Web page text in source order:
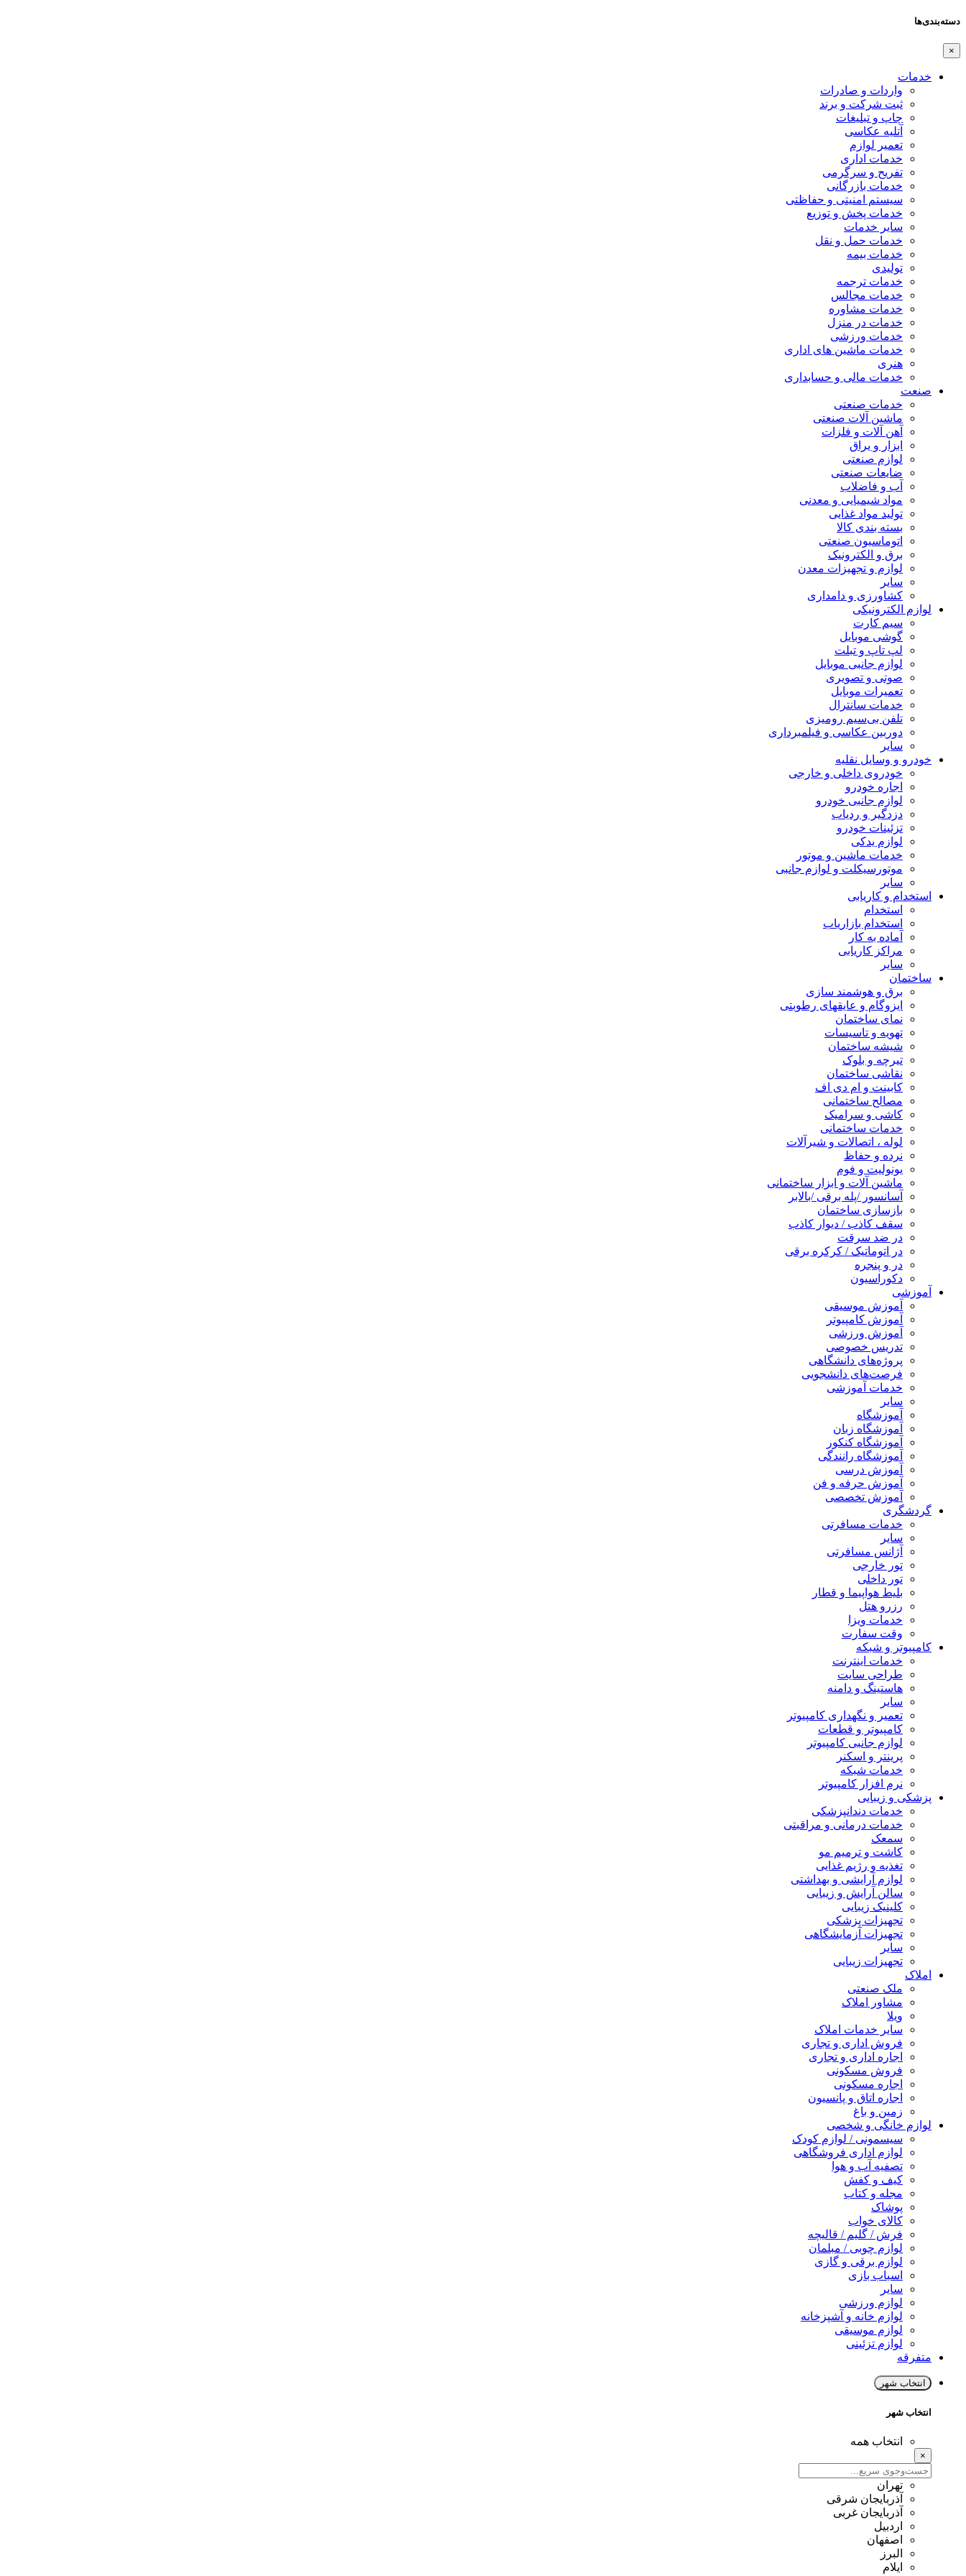
دسته‌بندی‌ها
×
خدمات
واردات و صادرات
ثبت شرکت و برند
چاپ و تبلیغات
آتلیه عکاسی
تعمیر لوازم
خدمات اداری
تفریح و سرگرمی
خدمات بازرگانی
سیستم امنیتی و حفاظتی
خدمات پخش و توزیع
سایر خدمات
خدمات حمل و نقل
خدمات بیمه
تولیدی
خدمات ترجمه
خدمات مجالس
خدمات مشاوره
خدمات در منزل
خدمات ورزشی
خدمات ماشین های اداری
هنری
خدمات مالی و حسابداری
صنعت
خدمات صنعتی
ماشین آلات صنعتی
آهن آلات و فلزات
ابزار و یراق
لوازم صنعتی
ضایعات صنعتی
آب و فاضلاب
مواد شیمیایی و معدنی
تولید مواد غذایی
بسته بندی کالا
اتوماسیون صنعتی
برق و الکترونیک
لوازم و تجهیزات معدن
سایر
کشاورزی و دامداری
لوازم الکترونیکی
سیم کارت
گوشی موبایل
لپ تاپ و تبلت
لوازم جانبی موبایل
صوتی و تصویری
تعمیرات موبایل
خدمات سانترال
تلفن بی‌سیم رومیزی
دوربین عکاسی و فیلمبرداری
سایر
خودرو و وسایل نقلیه
خودروی داخلی و خارجی
اجاره خودرو
لوازم جانبی خودرو
دزدگیر و ردیاب
تزئینات خودرو
لوازم یدکی
خدمات ماشین و موتور
موتورسیکلت و لوازم جانبی
سایر
استخدام و کاریابی
استخدام
استخدام بازاریاب
آماده به کار
مراکز کاریابی
سایر
ساختمان
برق و هوشمند سازی
ایزوگام و عایقهای رطوبتی
نمای ساختمان
تهویه و تاسیسات
شیشه ساختمان
تیرچه و بلوک
نقاشی ساختمان
کابینت و ام دی اف
مصالح ساختمانی
کاشی و سرامیک
خدمات ساختمانی
لوله ، اتصالات و شیرآلات
نرده و حفاظ
یونولیت و فوم
ماشین آلات و ابزار ساختمانی
آسانسور /پله برقی /بالابر
بازسازی ساختمان
سقف کاذب / دیوار کاذب
در ضد سرقت
در اتوماتیک / کرکره برقی
در و پنجره
دکوراسیون
آموزشی
آموزش موسیقی
آموزش کامپیوتر
آموزش ورزشی
تدریس خصوصی
پروژه‌های دانشگاهی
فرصت‌های دانشجویی
خدمات آموزشی
سایر
آموزشگاه
آموزشگاه زبان
آموزشگاه کنکور
آموزشگاه رانندگی
آموزش درسی
آموزش حرفه و فن
آموزش تخصصی
گردشگری
خدمات مسافرتی
سایر
آژانس مسافرتی
تور خارجی
تور داخلی
بلیط هواپیما و قطار
رزرو هتل
خدمات ویزا
وقت سفارت
کامپیوتر و شبکه
خدمات اینترنت
طراحی سایت
هاستینگ و دامنه
سایر
تعمیر و نگهداری کامپیوتر
کامپیوتر و قطعات
لوازم جانبی کامپیوتر
پرینتر و اسکنر
خدمات شبکه
نرم افزار کامپیوتر
پزشکی و زیبایی
خدمات دندانپزشکی
خدمات درمانی و مراقبتی
سمعک
کاشت و ترمیم مو
تغذیه و رژیم غذایی
لوازم آرایشی و بهداشتی
سالن آرایش و زیبایی
کلینیک زیبایی
تجهیزات پزشکی
تجهیزات آزمایشگاهی
سایر
تجهیزات زیبایی
املاک
ملک صنعتی
مشاور املاک
ویلا
سایر خدمات املاک
فروش اداری و تجاری
اجاره اداری و تجاری
فروش مسکونی
اجاره مسکونی
اجاره اتاق و پانسیون
زمین و باغ
لوازم خانگی و شخصی
سیسمونی / لوازم کودک
لوازم اداری فروشگاهی
تصفیه آب و هوا
کیف و کفش
مجله و کتاب
پوشاک
کالای خواب
فرش / گلیم / قالیچه
لوازم چوبی / مبلمان
لوازم برقی و گازی
اسباب بازی
سایر
لوازم ورزشی
لوازم خانه و آشپزخانه
لوازم موسیقی
لوازم تزئینی
متفرقه
انتخاب شهر
انتخاب شهر
انتخاب همه
×
تهران
آذربایجان شرقی
آذربایجان غربی
اردبیل
اصفهان
البرز
ایلام